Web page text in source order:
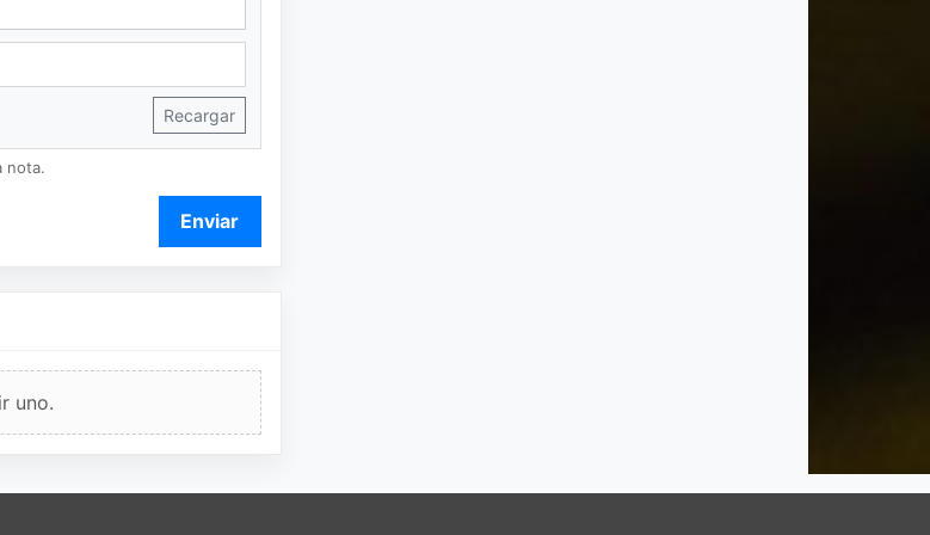
Recargar
nota.
Enviar
uno.